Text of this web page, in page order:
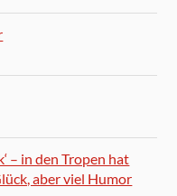
– in den Tropen hat
aber viel Humor